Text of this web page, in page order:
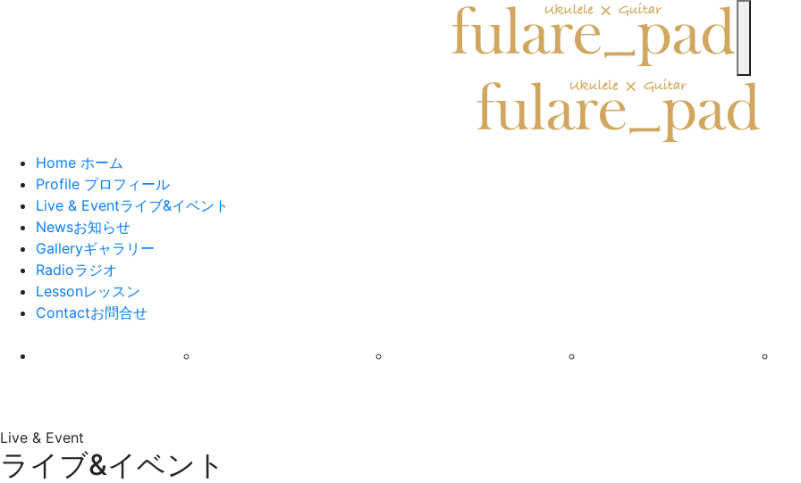
Home ホーム
Profile プロフィール
Live & Eventライブ&イベント
Newsお知らせ
Galleryギャラリー
Radioラジオ
Lessonレッスン
Contactお問合せ
Live & Event
ライブ&イベント